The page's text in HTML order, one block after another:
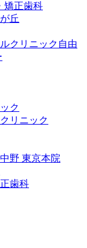
矯正歯科
丘
クリニック自由
ク
リニック
野 東京本院
歯科